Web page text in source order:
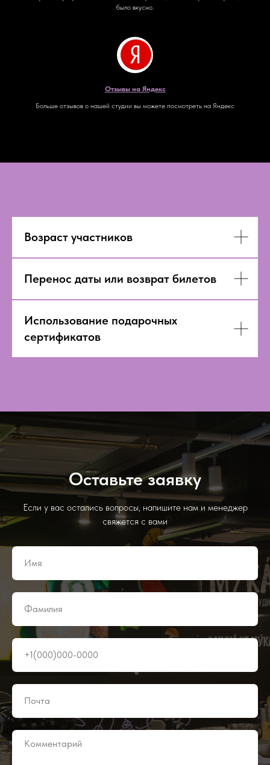
было вкусно.
Отзывы на Яндекс
Больше отзывов о нашей студии вы можете посмотреть на Яндекс
Возраст участников
Перенос даты или возврат билетов
Использование подарочных
сертификатов
Оставьте заявку
Если у вас остались вопросы, напишите нам и менеджер
свяжется с вами